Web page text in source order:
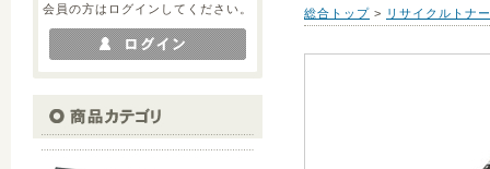
会員の方はログインしてください。
総合トップ > リサイクルトナ